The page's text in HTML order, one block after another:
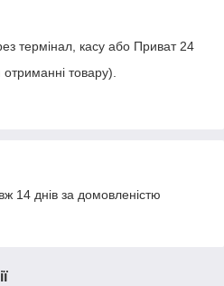
термінал, касу або Приват 24
товару).
14 днів за домовленістю